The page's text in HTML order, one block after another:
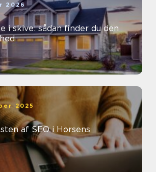
2026
i skive: sådan finder du den
2025
af SEO i Horsens